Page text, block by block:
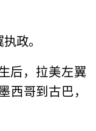
政。
后，拉美左翼
西哥到古巴，